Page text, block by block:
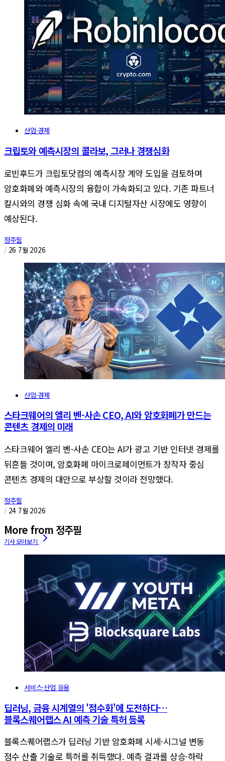
산업·경제
크립토와 예측시장의 콜라보, 그러나 경쟁심화
로빈후드가 크립토닷컴의 예측시장 계약 도입을 검토하며
암호화폐와 예측시장의 융합이 가속화되고 있다. 기존 파트너
칼시와의 경쟁 심화 속에 국내 디지털자산 시장에도 영향이
예상된다.
정주필
/ 26 7월 2026
산업·경제
스타크웨어의 엘리 벤-사손 CEO, AI와 암호화폐가 만드는
콘텐츠 경제의 미래
스타크웨어 엘리 벤-사손 CEO는 AI가 광고 기반 인터넷 경제를
뒤흔들 것이며, 암호화폐 마이크로페이먼트가 창작자 중심
콘텐츠 경제의 대안으로 부상할 것이라 전망했다.
정주필
/ 24 7월 2026
More from 정주필
서비스·산업 응용
딥러닝, 금융 시계열의 '점수화'에 도전하다…
블록스퀘어랩스 AI 예측 기술 특허 등록
블록스퀘어랩스가 딥러닝 기반 암호화폐 시세·시그널 변동
점수 산출 기술로 특허를 취득했다. 예측 결과를 상승·하락